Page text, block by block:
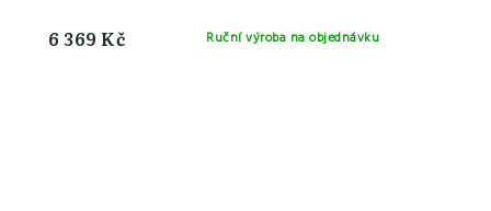
Ruční výroba na objednávku
6 369 Kč